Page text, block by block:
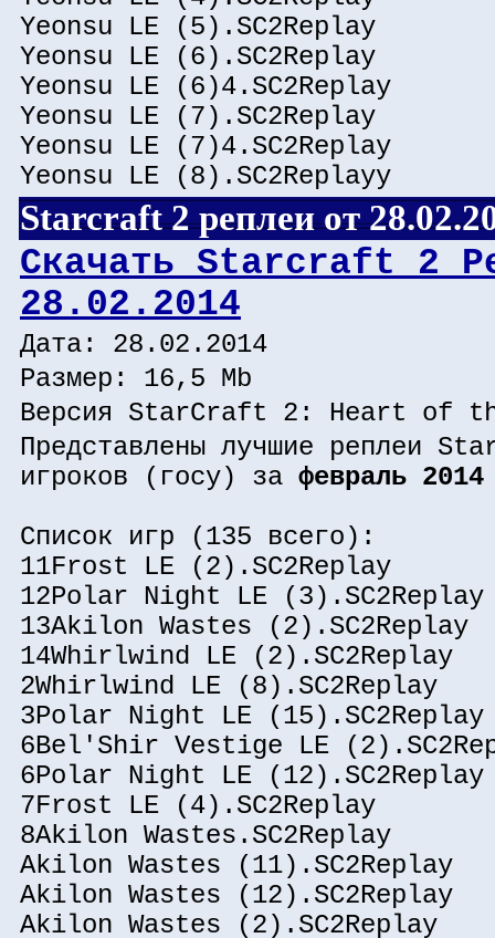
Yeonsu LE (5).SC2Replay
Yeonsu LE (6).SC2Replay
Yeonsu LE (6)4.SC2Replay
Yeonsu LE (7).SC2Replay
Yeonsu LE (7)4.SC2Replay
Yeonsu LE (8).SC2Replayy
Starcraft 2 реплеи от
Скачать Starcraft 2
28.02.2014
Дата: 28.02.2014
Размер: 16,5 Mb
Версия StarCraft 2: Heart of
Представлены лучшие реплеи
игроков (госу) за февраль 2014
Список игр (135 всего):
11Frost LE (2).SC2Replay
12Polar Night LE (3).SC2Replay
13Akilon Wastes (2).SC2Replay
14Whirlwind LE (2).SC2Replay
2Whirlwind LE (8).SC2Replay
3Polar Night LE (15).SC2Replay
6Bel'Shir Vestige LE
6Polar Night LE (12).SC2Replay
7Frost LE (4).SC2Replay
8Akilon Wastes.SC2Replay
Akilon Wastes (11).SC2Replay
Akilon Wastes (12).SC2Replay
Akilon Wastes (2).SC2Replay